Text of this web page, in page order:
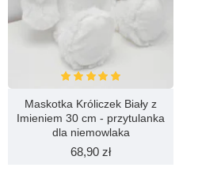
Maskotka Króliczek Biały z
Imieniem 30 cm - przytulanka
dla niemowlaka
68,90 zł